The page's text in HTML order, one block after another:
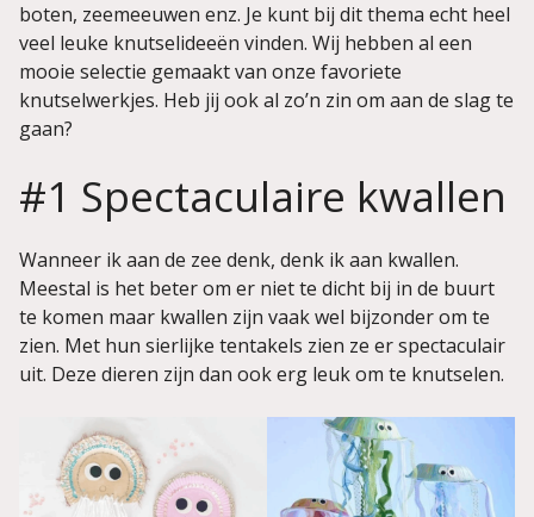
boten, zeemeeuwen enz. Je kunt bij dit thema echt heel
veel leuke knutselideeën vinden. Wij hebben al een
mooie selectie gemaakt van onze favoriete
knutselwerkjes. Heb jij ook al zo’n zin om aan de slag te
gaan?
#1 Spectaculaire kwallen
Wanneer ik aan de zee denk, denk ik aan kwallen.
Meestal is het beter om er niet te dicht bij in de buurt
te komen maar kwallen zijn vaak wel bijzonder om te
zien. Met hun sierlijke tentakels zien ze er spectaculair
uit. Deze dieren zijn dan ook erg leuk om te knutselen.